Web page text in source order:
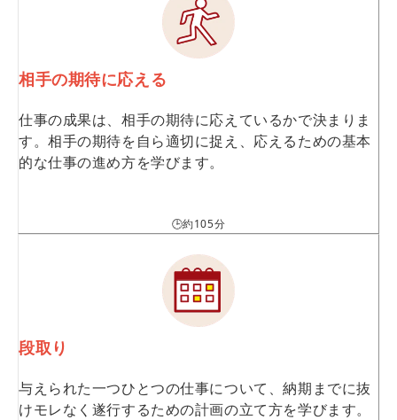
相手の期待に応える
仕事の成果は、相手の期待に応えているかで決まりま
す。相手の期待を自ら適切に捉え、応えるための基本
的な仕事の進め方を学びます。
🕒約105分
段取り
与えられた一つひとつの仕事について、納期までに抜
けモレなく遂行するための計画の立て方を学びます。